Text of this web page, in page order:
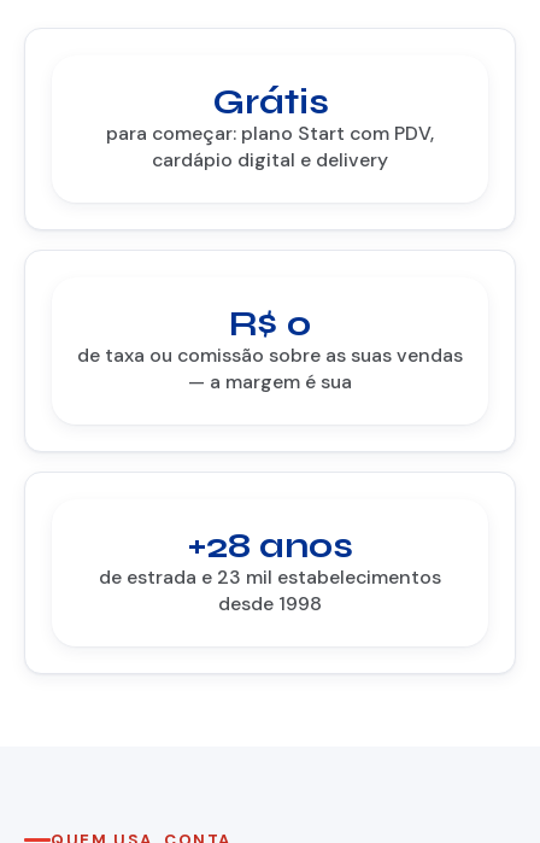
Grátis
para começar: plano Start com PDV,
cardápio digital e delivery
R$ 0
de taxa ou comissão sobre as suas vendas
— a margem é sua
+28 anos
de estrada e 23 mil estabelecimentos
desde 1998